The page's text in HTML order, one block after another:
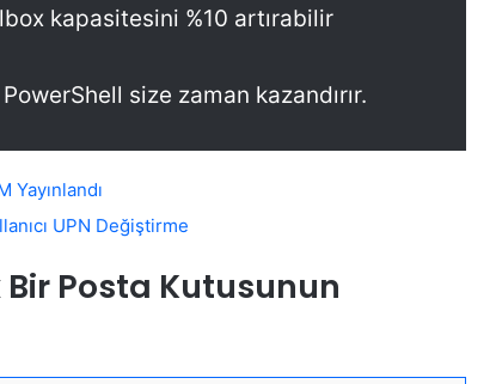
kapasitesini %10 artırabilir
size zaman kazandırır.
UPN Değiştirme
Bir Posta Kutusunun